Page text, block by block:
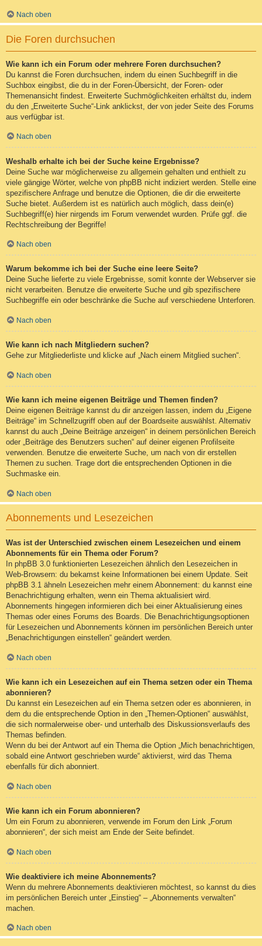
Nach oben
Die Foren durchsuchen
Wie kann ich ein Forum oder mehrere Foren durchsuchen?
Du kannst die Foren durchsuchen, indem du einen Suchbegriff in die
Suchbox eingibst, die du in der Foren-Übersicht, der Foren- oder
Themenansicht findest. Erweiterte Suchmöglichkeiten erhältst du, indem
du den „Erweiterte Suche“-Link anklickst, der von jeder Seite des Forums
aus verfügbar ist.
Nach oben
Weshalb erhalte ich bei der Suche keine Ergebnisse?
Deine Suche war möglicherweise zu allgemein gehalten und enthielt zu
viele gängige Wörter, welche von phpBB nicht indiziert werden. Stelle eine
spezifischere Anfrage und benutze die Optionen, die dir die erweiterte
Suche bietet. Außerdem ist es natürlich auch möglich, dass dein(e)
Suchbegriff(e) hier nirgends im Forum verwendet wurden. Prüfe ggf. die
Rechtschreibung der Begriffe!
Nach oben
Warum bekomme ich bei der Suche eine leere Seite?
Deine Suche lieferte zu viele Ergebnisse, somit konnte der Webserver sie
nicht verarbeiten. Benutze die erweiterte Suche und gib spezifischere
Suchbegriffe ein oder beschränke die Suche auf verschiedene Unterforen.
Nach oben
Wie kann ich nach Mitgliedern suchen?
Gehe zur Mitgliederliste und klicke auf „Nach einem Mitglied suchen“.
Nach oben
Wie kann ich meine eigenen Beiträge und Themen finden?
Deine eigenen Beiträge kannst du dir anzeigen lassen, indem du „Eigene
Beiträge“ im Schnellzugriff oben auf der Boardseite auswählst. Alternativ
kannst du auch „Deine Beiträge anzeigen“ in deinem persönlichen Bereich
oder „Beiträge des Benutzers suchen“ auf deiner eigenen Profilseite
verwenden. Benutze die erweiterte Suche, um nach von dir erstellen
Themen zu suchen. Trage dort die entsprechenden Optionen in die
Suchmaske ein.
Nach oben
Abonnements und Lesezeichen
Was ist der Unterschied zwischen einem Lesezeichen und einem
Abonnements für ein Thema oder Forum?
In phpBB 3.0 funktionierten Lesezeichen ähnlich den Lesezeichen in
Web-Browsern: du bekamst keine Informationen bei einem Update. Seit
phpBB 3.1 ähneln Lesezeichen mehr einem Abonnement: du kannst eine
Benachrichtigung erhalten, wenn ein Thema aktualisiert wird.
Abonnements hingegen informieren dich bei einer Aktualisierung eines
Themas oder eines Forums des Boards. Die Benachrichtigungsoptionen
für Lesezeichen und Abonnements können im persönlichen Bereich unter
„Benachrichtigungen einstellen“ geändert werden.
Nach oben
Wie kann ich ein Lesezeichen auf ein Thema setzen oder ein Thema
abonnieren?
Du kannst ein Lesezeichen auf ein Thema setzen oder es abonnieren, in
dem du die entsprechende Option in den „Themen-Optionen“ auswählst,
die sich normalerweise ober- und unterhalb des Diskussionsverlaufs des
Themas befinden.
Wenn du bei der Antwort auf ein Thema die Option „Mich benachrichtigen,
sobald eine Antwort geschrieben wurde“ aktivierst, wird das Thema
ebenfalls für dich abonniert.
Nach oben
Wie kann ich ein Forum abonnieren?
Um ein Forum zu abonnieren, verwende im Forum den Link „Forum
abonnieren“, der sich meist am Ende der Seite befindet.
Nach oben
Wie deaktiviere ich meine Abonnements?
Wenn du mehrere Abonnements deaktivieren möchtest, so kannst du dies
im persönlichen Bereich unter „Einstieg“ – „Abonnements verwalten“
machen.
Nach oben